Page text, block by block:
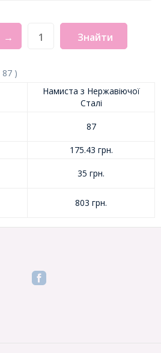
→ Знайти
87 )
Намиста з Нержавіючої
Сталі
87
175.43 грн.
35 грн.
803 грн.